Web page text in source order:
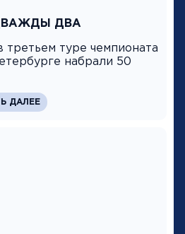
ДВА
туре чемпионата
набрали 50
ДАЛЕЕ